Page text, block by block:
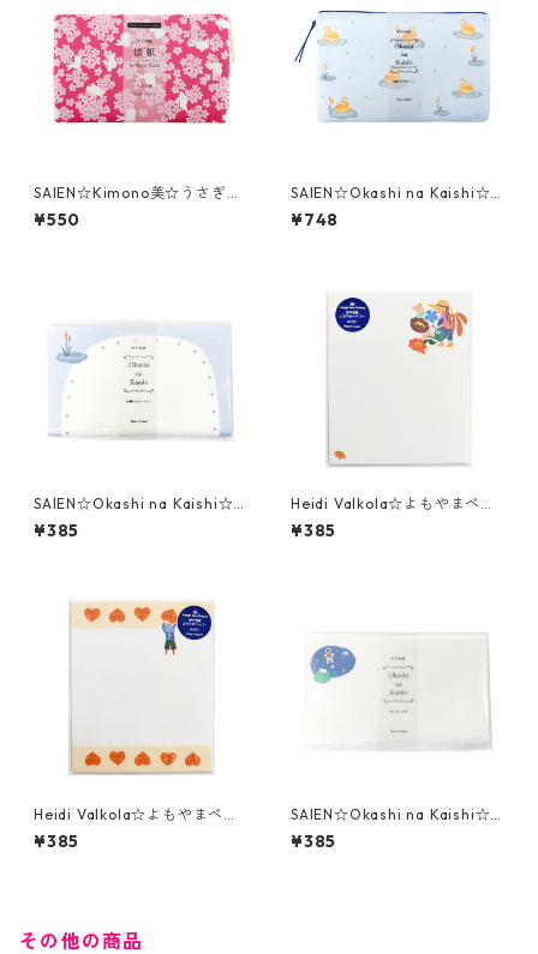
SAIEN☆Kimono美☆うさぎ桜
（3528）ストーンペーパー製
懐紙ケース付き
¥550
SAIEN☆Okashi na Kaishi☆
懐紙☆水際のスワンシュー（3
533）ストーンペーパー製ケー
¥748
SAIEN☆Okashi na Kaishi☆
懐紙☆水際のスワンシュー（3
074）
¥385
Heidi Valkola☆よもやまペー
パー☆Garden☆伊予和紙☆(3
069)☆SAIEN
¥385
Heidi Valkola☆よもやまペー
パー☆Hearts☆伊予和紙☆(3
070)☆SAIEN
¥385
SAIEN☆Okashi na Kaishi☆
懐紙☆Planet Jelly（3076）
¥385
その他の商品